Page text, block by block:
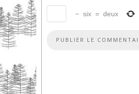
− six = deux